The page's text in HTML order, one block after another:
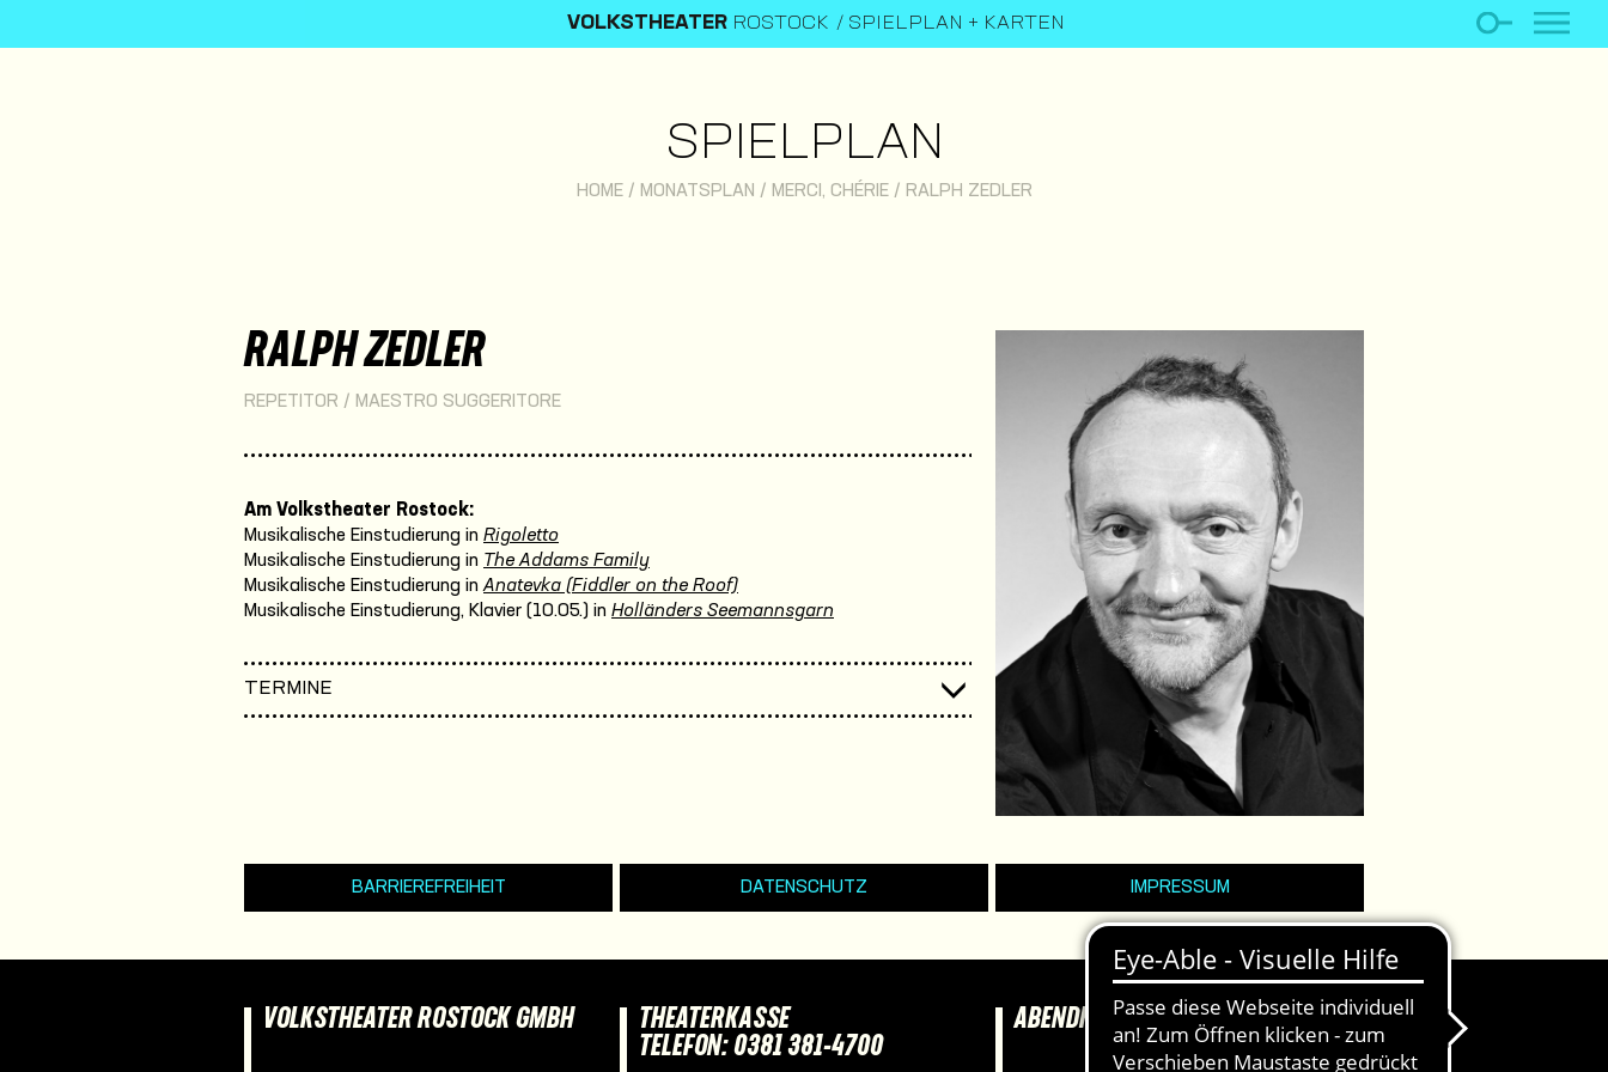
VOLKSTHEATER ROSTOCK SPIELPLAN + KARTEN
SPIELPLAN
HOME/ MONATSPLAN / MERCI, CHÉRIE/ RALPH ZEDLER
RALPH ZEDLER
REPETITOR / MAESTRO SUGGERITORE
Am Volkstheater Rostock:
Musikalische Einstudierung in Rigoletto
Musikalische Einstudierung in The Addams Family
Musikalische Einstudierung in Anatevka (Fiddler on the Roof)
Musikalische Einstudierung, Klavier (10.05.) in Holländers Seemannsgarn
TERMINE
BARRIEREFREIHEIT DATENSCHUTZ IMPRESSUM
VOLKSTHEATER ROSTOCK GMBH
THEATERKASSE
TELEFON: 0381 381-4700
ABENDKASSEN